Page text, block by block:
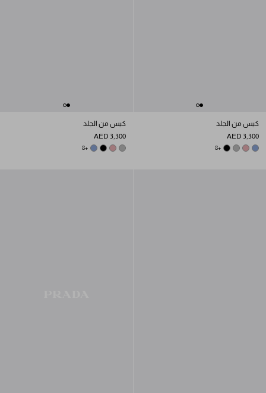
كيس من الجلد
AED 3,300
AVIATOR BLUE
ROSY BLUSH
DARK GREY
BLACK
+8
كيس من الجلد
AED 3,300
DARK GREY
ROSY BLUSH
BLACK
AVIATOR BLUE
+8